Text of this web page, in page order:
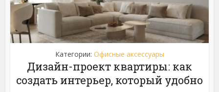
Категории: Офисные аксессуары
Дизайн-проект квартиры: как
создать интерьер, который удобно